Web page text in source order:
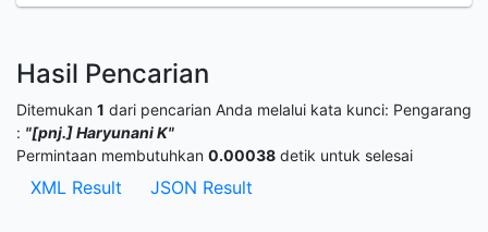
Hasil Pencarian
Ditemukan 1 dari pencarian Anda melalui kata kunci: Pengarang
: "[pnj.] Haryunani K"
Permintaan membutuhkan 0.00038 detik untuk selesai
XML Result JSON Result